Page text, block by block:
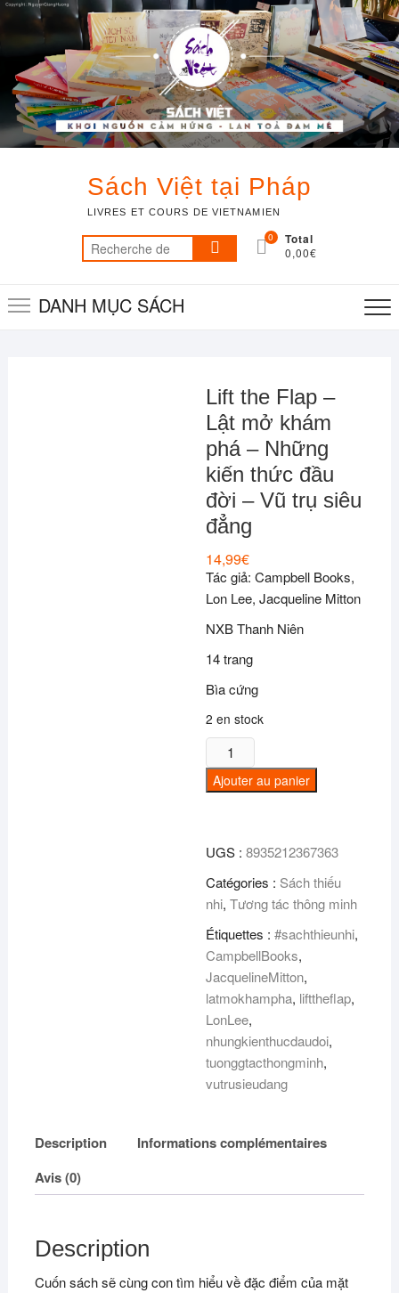
Skip
content
Sách Việt tại Pháp
LIVRES ET COURS DE VIETNAMIEN
Recherche
pour :
0 Total
0,00€
DANH MỤC SÁCH
Lift the Flap –
Lật mở khám
phá – Những
kiến thức đầu
đời – Vũ trụ siêu
đẳng
14,99€
Tác giả: Campbell Books,
Lon Lee, Jacqueline Mitton
NXB Thanh Niên
14 trang
Bìa cứng
2 en stock
quantité
de
Lift
-
Lật
mở
khám
phá
-
Những
kiến
thức
đầu
đời
-
siêu
Ajouter au panier
UGS :8935212367363
Catégories : Sách thiếu
nhi,Tương tác thông minh
Étiquettes :#sachthieunhi,
CampbellBooks,
JacquelineMitton,
latmokhampha, lifttheflap,
LonLee,
nhungkienthucdaudoi,
tuonggtacthongminh,
vutrusieudang
Description
Informations complémentaires
Avis (0)
Description
Cuốn sách sẽ cùng con tìm hiểu về đặc điểm của mặt